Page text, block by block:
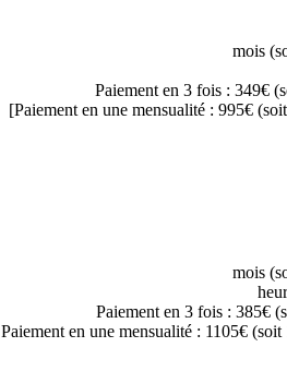
Paiement en 3 fois : 349€
Paiement en une mensualité : 995€
Paiement en 3 fois : 385€
Paiement en une mensualité : 1105€